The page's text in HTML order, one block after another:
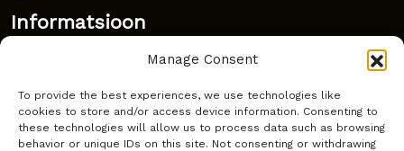
Manage Consent
To provide the best experiences, we use technologies like
cookies to store and/or access device information. Consenting to
these technologies will allow us to process data such as browsing
behavior or unique IDs on this site. Not consenting or withdrawing
Informatsioon
Korduma kippuvad küsimused
Kust osta?